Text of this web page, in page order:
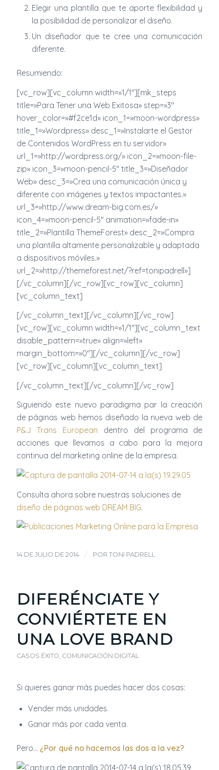
Elegir una plantilla que te aporte flexibilidad y
la posibilidad de personalizar el diseño.
Un diseñador que te cree una comunicación
diferente.
Resumiendo:
[vc_row][vc_column width=»1/1″][mk_steps
title=»Para Tener una Web Exitosa» step=»3″
hover_color=»#f2ce1d» icon_1=»moon-wordpress»
title_1=»Wordpress» desc_1=»Instalarte el Gestor
de Contenidos WordPress en tu servidor»
url_1=»http://wordpress.org/» icon_2=»moon-file-
zip» icon_3=»moon-pencil-5″ title_3=»Diseñador
Web» desc_3=»Crea una comunicación única y
diferente con imágenes y textos impactantes.»
url_3=»http://www.dream-big.com.es/»
icon_4=»moon-pencil-5″ animation=»fade-in»
title_2=»Plantilla ThemeForest» desc_2=»Compra
una plantilla altamente personalizable y adaptada
a dispositivos móviles.»
url_2=»http://themeforest.net/?ref=tonipadrell»]
[/vc_column][/vc_row][vc_row][vc_column]
[vc_column_text]
[/vc_column_text][/vc_column][/vc_row]
[vc_row][vc_column width=»1/1″][vc_column_text
disable_pattern=»true» align=»left»
margin_bottom=»0″][/vc_column][/vc_row]
[vc_row][vc_column][vc_column_text]
[/vc_column_text][/vc_column][/vc_row]
Siguiendo este nuevo paradigma par la creación
de páginas web hemos diseñado la nueva web de
P&J Trans European dentro del programa de
acciones que llevamos a cabo para la mejora
continua del marketing online de la empresa.
Consulta ahora sobre nuestras soluciones de
diseño de páginas web DREAM BIG.
14 DE JULIO DE 2014 / POR TONI PADRELL
DIFERÉNCIATE Y
CONVIÉRTETE EN
UNA LOVE BRAND
CASOS ÉXITO COMUNICACIÓN DIGITAL
Si quieres ganar más puedes hacer dos cosas:
Vender más unidades.
Ganar más por cada venta.
Pero… ¿Por qué no hacemos las dos a la vez?